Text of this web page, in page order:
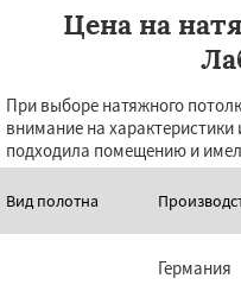
Цена на
При выборе натяжного
внимание на
подходила помещению и
Вид полотна
Германия